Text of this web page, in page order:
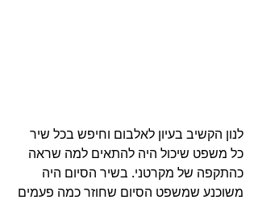
לנון הקשיב בעיון לאלבום וחיפש בכל שיר
כל משפט שיכול היה להתאים למה שראה
כהתקפה של מקרטני. בשיר הסיום היה
משוכנע שמשפט הסיום שחוזר כמה פעמים